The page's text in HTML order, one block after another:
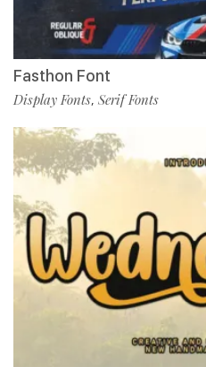
Fasthon Font
Display Fonts, Serif Fonts